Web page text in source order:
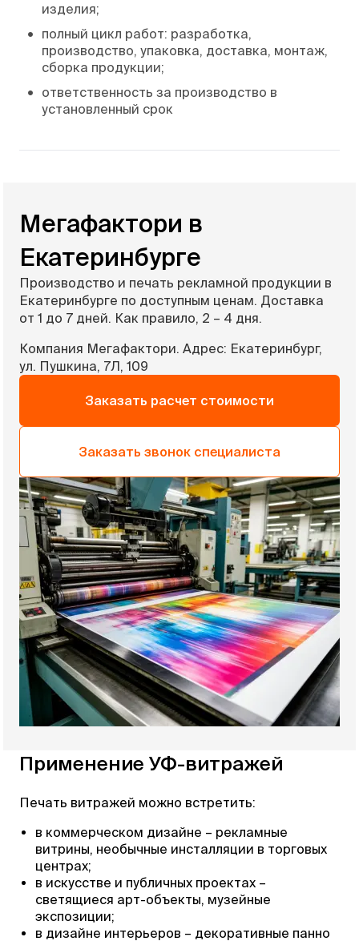
изделия;
•
полный цикл работ: разработка,
производство, упаковка, доставка, монтаж,
сборка продукции;
•
ответственность за производство в
установленный срок
Мегафактори в
Екатеринбурге
Производство и печать рекламной продукции в
Екатеринбурге по доступным ценам. Доставка
от 1 до 7 дней. Как правило, 2 – 4 дня.
Компания Мегафактори. Адрес: Екатеринбург,
ул. Пушкина, 7Л, 109
Заказать расчет стоимости
Заказать звонок специалиста
Применение УФ-витражей
Печать витражей можно встретить:
в коммерческом дизайне – рекламные
витрины, необычные инсталляции в торговых
центрах;
в искусстве и публичных проектах –
светящиеся арт-объекты, музейные
экспозиции;
в дизайне интерьеров – декоративные панно